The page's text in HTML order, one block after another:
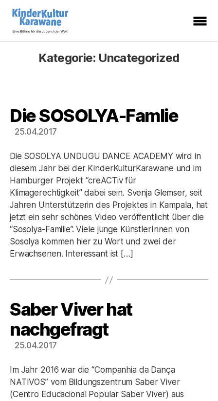
-
Kategorie: Uncategorized
Kategorien
Die SOSOLYA-Famlie
25.04.2017
Die SOSOLYA UNDUGU DANCE ACADEMY wird in
diesem Jahr bei der KinderKulturKarawane und im
Hamburger Projekt “creACTiv für
Klimagerechtigkeit” dabei sein. Svenja Glemser, seit
Jahren Unterstützerin des Projektes in Kampala, hat
jetzt ein sehr schönes Video veröffentlicht über die
“Sosolya-Familie”. Viele junge KünstlerInnen von
Sosolya kommen hier zu Wort und zwei der
Erwachsenen. Interessant ist […]
Kategorien
Saber Viver hat
nachgefragt
25.04.2017
Im Jahr 2016 war die “Companhia da Dança
NATIVOS” vom Bildungszentrum Saber Viver
(Centro Educacional Popular Saber Viver) aus